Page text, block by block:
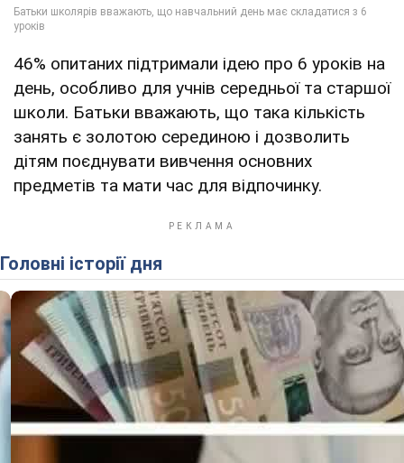
46% опитаних підтримали ідею про 6 уроків на
день, особливо для учнів середньої та старшої
школи. Батьки вважають, що така кількість
занять є золотою серединою і дозволить
дітям поєднувати вивчення основних
предметів та мати час для відпочинку.
Головні історії дня